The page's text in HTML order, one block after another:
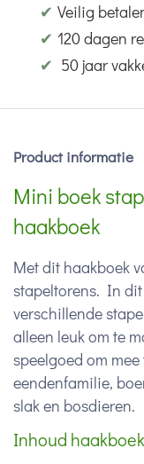
✔ Veilig
✔ 120 dagen
✔ 50 jaar
Product informatie
Mini boek
haakboek
Met dit haakboek
stapeltorens. In
verschillende
alleen leuk om te
speelgoed om mee
eendenfamilie,
slak en bosdieren.
Inhoud